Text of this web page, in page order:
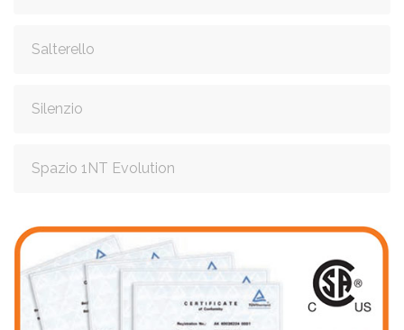
Salterello
Silenzio
Spazio 1NT Evolution